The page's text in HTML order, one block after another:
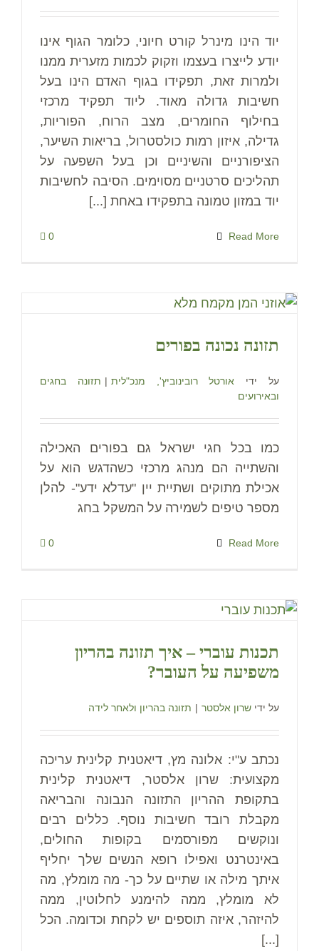
יוד הינו מינרל קורט חיוני, כלומר הגוף אינו
יודע לייצרו בעצמו וזקוק לכמות מזערית ממנו
ולמרות זאת, תפקידו בגוף האדם הינו בעל
חשיבות גדולה מאוד. ליוד תפקיד מרכזי
בחילוף החומרים, מצב הרוח, הפוריות,
גדילה, איזון רמות כולסטרול, בריאות השיער,
הציפורניים והשיניים וכן בעל השפעה על
תהליכים סרטניים מסוימים. הסיבה לחשיבות
יוד במזון טמונה בתפקידו באחת [...]
Read More
0
תזונה נכונה בפורים
על ידי אורטל רובינוביץ', מנכ"לית | תזונה בחגים
ובאירועים
כמו בכל חגי ישראל גם בפורים האכילה
והשתייה הם מנהג מרכזי כשהדגש הוא על
אכילת מתוקים ושתיית יין "עדלא ידע"- להלן
מספר טיפים לשמירה על המשקל בחג
Read More
0
תכנות עוברי – איך תזונה בהריון
משפיעה על העובר?
על ידי שרון אלסטר | תזונה בהריון ולאחר לידה
נכתב ע"י: אלונה מץ, דיאטנית קלינית עריכה
מקצועית: שרון אלסטר, דיאטנית קלינית
בתקופת ההריון התזונה הנבונה והבריאה
מקבלת רובד חשיבות נוסף. כללים רבים
ונוקשים מפורסמים בקופות החולים,
באינטרנט ואפילו רופא הנשים שלך יחליף
איתך מילה או שתיים על כך- מה מומלץ, מה
לא מומלץ, ממה להימנע לחלוטין, ממה
להיזהר, איזה תוספים יש לקחת וכדומה. הכל
[...]